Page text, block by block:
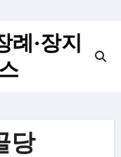
례·장지
당